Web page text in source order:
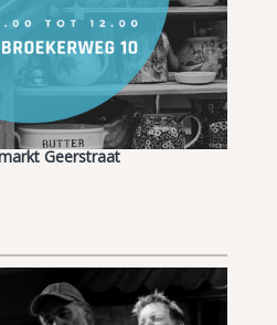
Geerstraat